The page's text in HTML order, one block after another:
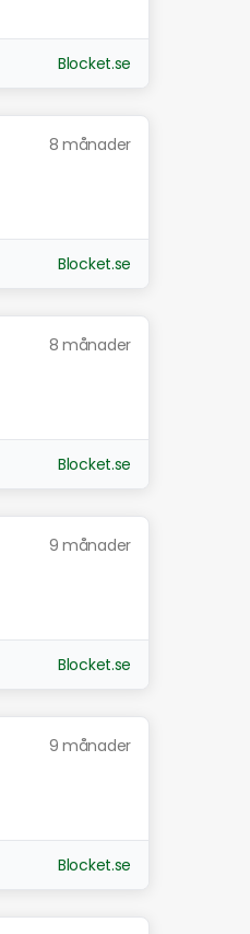
Blocket.se
8 månader
Blocket.se
8 månader
Blocket.se
9 månader
Blocket.se
9 månader
Blocket.se